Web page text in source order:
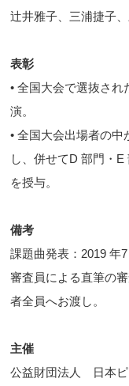
辻井雅子、三浦捷子
表彰
• 全国大会で選抜さ
演。
• 全国大会出場者の
し、併せてD 部門・E
を授与。
備考
課題曲発表：2019 年7
審査員による直筆の
者全員へお渡し。
主催
公益財団法人 日本ピ